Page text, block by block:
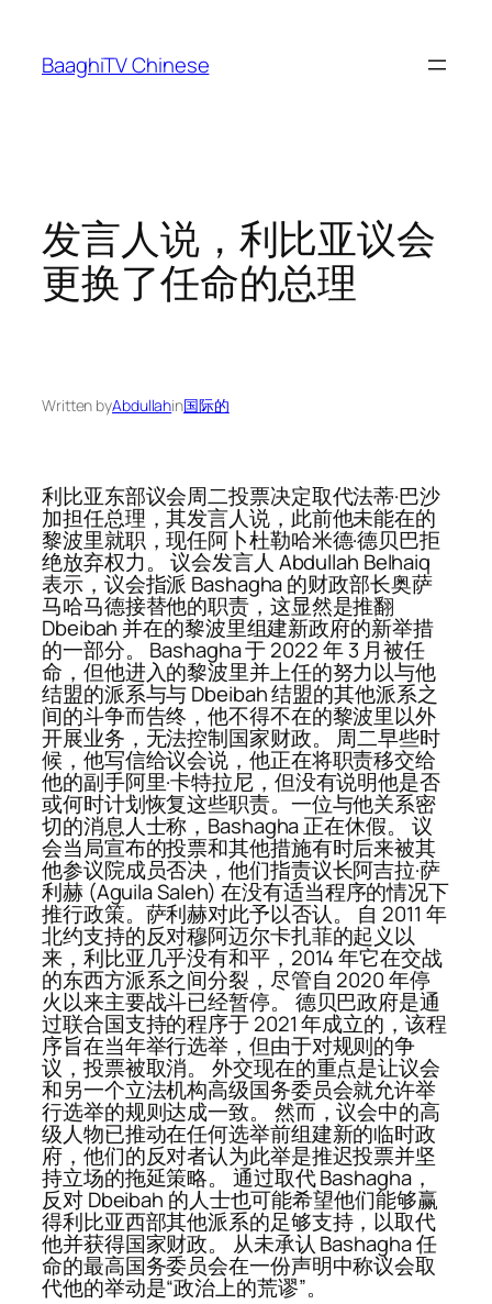
content
BaaghiTV Chinese
发言人说，利比亚议会
更换了任命的总理
Written byAbdullahin国际的
利比亚东部议会周二投票决定取代法蒂·巴沙
加担任总理，其发言人说，此前他未能在的
黎波里就职，现任阿卜杜勒哈米德·德贝巴拒
绝放弃权力。 议会发言人 Abdullah Belhaiq
表示，议会指派 Bashagha 的财政部长奥萨
马哈马德接替他的职责，这显然是推翻
Dbeibah 并在的黎波里组建新政府的新举措
的一部分。 Bashagha 于 2022 年 3 月被任
命，但他进入的黎波里并上任的努力以与他
结盟的派系与与 Dbeibah 结盟的其他派系之
间的斗争而告终，他不得不在的黎波里以外
开展业务，无法控制国家财政。 周二早些时
候，他写信给议会说，他正在将职责移交给
他的副手阿里·卡特拉尼，但没有说明他是否
或何时计划恢复这些职责。一位与他关系密
切的消息人士称，Bashagha 正在休假。 议
会当局宣布的投票和其他措施有时后来被其
他参议院成员否决，他们指责议长阿吉拉·萨
利赫 (Aguila Saleh) 在没有适当程序的情况下
推行政策。萨利赫对此予以否认。 自 2011 年
北约支持的反对穆阿迈尔卡扎菲的起义以
来，利比亚几乎没有和平，2014 年它在交战
的东西方派系之间分裂，尽管自 2020 年停
火以来主要战斗已经暂停。 德贝巴政府是通
过联合国支持的程序于 2021 年成立的，该程
序旨在当年举行选举，但由于对规则的争
议，投票被取消。 外交现在的重点是让议会
和另一个立法机构高级国务委员会就允许举
行选举的规则达成一致。 然而，议会中的高
级人物已推动在任何选举前组建新的临时政
府，他们的反对者认为此举是推迟投票并坚
持立场的拖延策略。 通过取代 Bashagha，
反对 Dbeibah 的人士也可能希望他们能够赢
得利比亚西部其他派系的足够支持，以取代
他并获得国家财政。 从未承认 Bashagha 任
命的最高国务委员会在一份声明中称议会取
代他的举动是“政治上的荒谬”。